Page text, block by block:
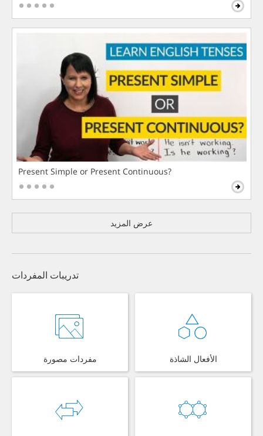
Present Simple or Present Continuous?
عرض المزيد
تدريبات المفردات
مفردات مصورة الأفعال الشاذة